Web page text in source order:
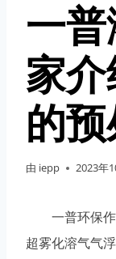
一
家
的
由 iepp 2023年
一普环保作
超雾化溶气气